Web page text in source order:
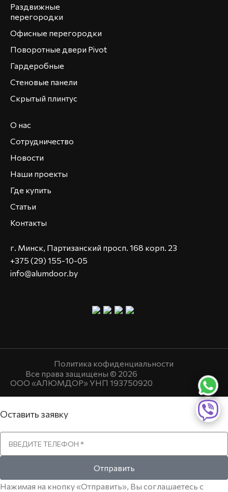
Раздвижные
перегородки
Офисные перегородки
Поворотные двери Pivot
Гардеробные
Стеновые панели
Скрытый плинтус
О нас
Сотрудничество
Новости
Наши проекты
Где купить
Статьи
Контакты
г. Минск, Партизанский просп. 168 корп. 23
+375 (29) 155-10-05
info@alumdoor.by
Все права защищены © 2026
ООО «АЛЮМДОР» УНП 193750920
Политика кофиденциальности
Оставить заявку
Отправить
Нажимая на кнопку «Отправить», Вы соглашаетесь с